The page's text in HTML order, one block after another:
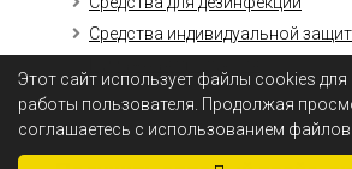
Этот сайт использует файлы cookies
работы пользователя. Продолжая
соглашаетесь с использованием файлов
Средства индивидуальной